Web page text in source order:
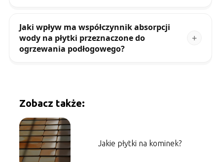
Jaki wpływ ma współczynnik absorpcji
wody na płytki przeznaczone do
ogrzewania podłogowego?
Zobacz także:
Jakie płytki na kominek?